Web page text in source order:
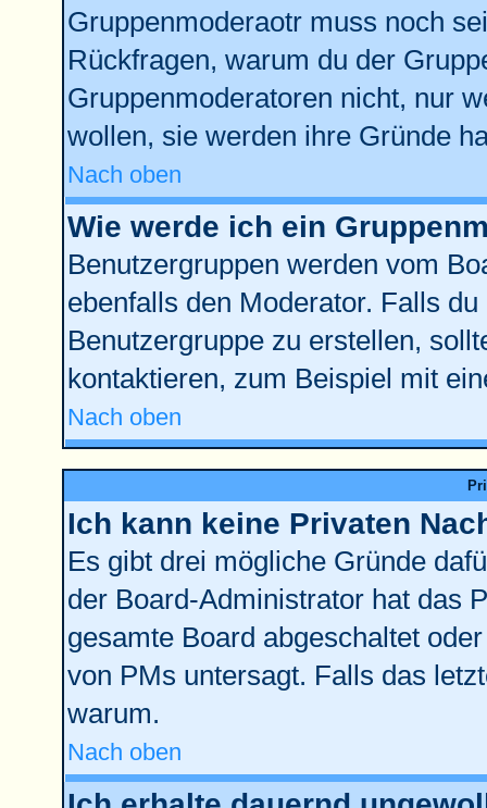
Gruppenmoderaotr muss noch
Rückfragen, warum du der
Gruppenmoderatoren nicht, nur
wollen, sie werden ihre Gründe
Nach oben
Wie werde ich ein
Benutzergruppen werden vom
ebenfalls den Moderator. Falls
Benutzergruppe zu erstellen,
kontaktieren, zum Beispiel mit
Nach oben
Ich kann keine Privaten
Es gibt drei mögliche Gründe
der Board-Administrator hat das
gesamte Board abgeschaltet
von PMs untersagt. Falls das
warum.
Nach oben